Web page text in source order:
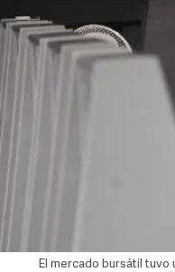
El mercado bursátil tuvo